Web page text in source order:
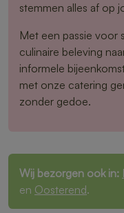
stemmen alles af op
Met een passie voor
culinaire beleving
informele
met onze catering
zonder gedoe.
Wij bezorgen ook in:
en Oosterend.